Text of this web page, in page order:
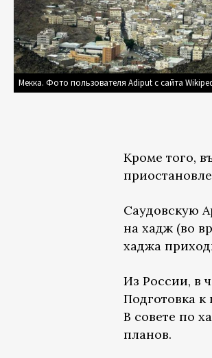
Мекка. Фото пользователя Adiput с сайта
Кроме того,
Саудовскую
на хадж (во
хаджа
Из России, в
Подготовка к
В совете по
планов.